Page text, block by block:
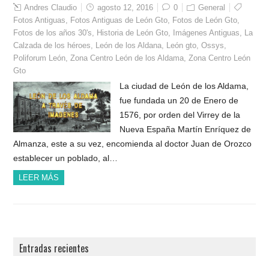
Andres Claudio agosto 12, 2016 0
General
Fotos Antiguas
Fotos Antiguas de León Gto Fotos de León Gto
Fotos de los años 30's
Historia de León Gto Imágenes Antiguas
La
Calzada de los héroes
León de los Aldana León gto ,Ossys
Poliforum León Zona Centro León de los Aldama Zona Centro León
Gto
La ciudad de León de los Aldama,
fue fundada un 20 de Enero de
1576, por orden del Virrey de la
Nueva España Martín Enríquez de
Almanza, este a su vez, encomienda al doctor Juan de Orozco
establecer un poblado, al…
LEER MÁS
Entradas recientes